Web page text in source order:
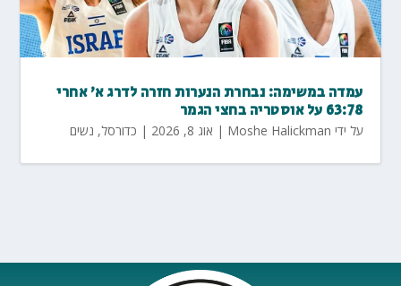
עמדה במשימה: נבחרת הנערות חזרה לדרג א' אחרי
63:78 על אוסטריה בחצי הגמר
על ידי Moshe Halickman
| אוג 8, 2026 | כדורסל, נשים